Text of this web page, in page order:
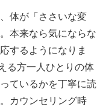
体が「ささいな変
本来なら気にならな
するようになりま
る方一人ひとりの体
ているかを丁寧に読
カウンセリング時